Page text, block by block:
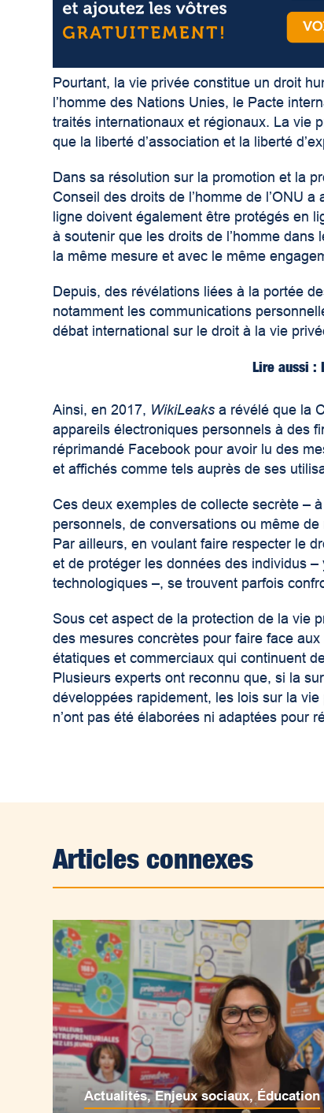
Pourtant, la vie privée constitue un droit
l’homme des Nations Unies, le Pacte
traités internationaux et régionaux. La vie
que la liberté d’association et la liberté
Dans sa résolution sur la promotion et la
Conseil des droits de l’homme de l’ONU
ligne doivent également être protégés en
à soutenir que les droits de l’homme
la même mesure et avec le même
Depuis, des révélations liées à la portée
notamment les communications
débat international sur le droit à la vie
Lire aussi :
Ainsi, en 2017, WikiLeaks a révélé que la
appareils électroniques personnels à des
réprimandé Facebook pour avoir lu des
et affichés comme tels auprès de ses
Ces deux exemples de collecte secrète –
personnels, de conversations ou même
Par ailleurs, en voulant faire respecter le
et de protéger les données des individus
technologiques –, se trouvent parfois
Sous cet aspect de la protection de la vie
des mesures concrètes pour faire face
étatiques et commerciaux qui continuent
Plusieurs experts ont reconnu que, si la
développées rapidement, les lois sur la
n’ont pas été élaborées ni adaptées pour
Articles connexes
Actualités,Enjeux sociaux, Éducation